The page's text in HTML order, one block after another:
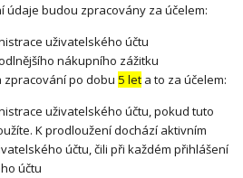
údaje budou zpracovány za účelem:
uživatelského účtu
nákupního zážitku
zpracování po dobu 5 let a to za účelem:
uživatelského účtu, pokud tuto
K prodloužení dochází aktivním
účtu, čili při každém přihlášení
účtu